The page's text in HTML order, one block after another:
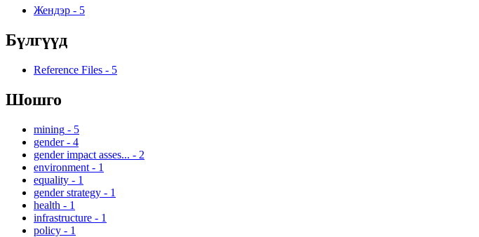
Жендэр - 5
Бүлгүүд
Reference Files - 5
Шошго
mining - 5
gender - 4
gender impact asses... - 2
environment - 1
equality - 1
gender strategy - 1
health - 1
infrastructure - 1
policy - 1